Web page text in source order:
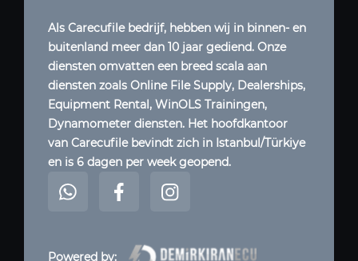
Als Carecufile bedrijf, hebben wij in binnen- en
buitenland meer dan 10 jaar gediend. Onze
diensten omvatten een breed scala aan
diensten zoals Online File Supply, Dealerships,
Equipment Rental, WinOLS Trainingen,
Dynamometer diensten. Het hoofdkantoor
van Carecufile bevindt zich in Istanbul/Türkiye
en is 6 dagen per week geopend.
Powered by: